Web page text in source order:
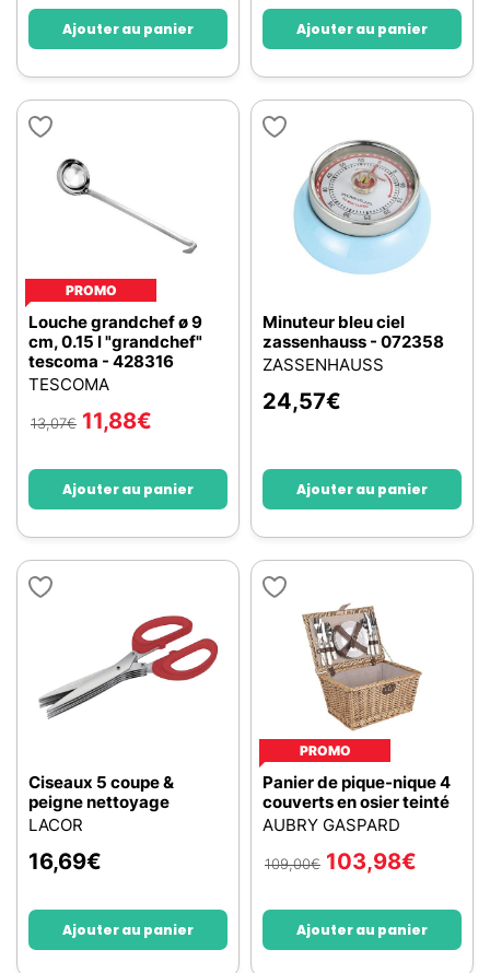
Ajouter au panier Ajouter au panier
PROMO
Louche grandchef ø 9
cm, 0.15 l "grandchef"
tescoma - 428316
TESCOMA
13,07€ 11,88€
Ajouter au panier
Minuteur bleu ciel
zassenhauss - 072358
ZASSENHAUSS
24,57€
Ajouter au panier
Ciseaux 5 coupe &
peigne nettoyage
LACOR
16,69€
Ajouter au panier
PROMO
Panier de pique-nique 4
couverts en osier teinté
AUBRY GASPARD
109,00€ 103,98€
Ajouter au panier